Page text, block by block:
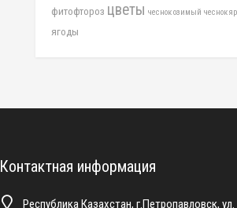
фитофтороз цветы чеснок озимый чеснок
ягоды
Контактная информация
Республика Казахстан, г.Петропавловск, ул.